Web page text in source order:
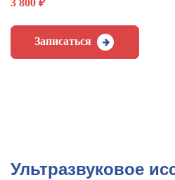
3 800 ₽
Записаться
Ультразвуковое